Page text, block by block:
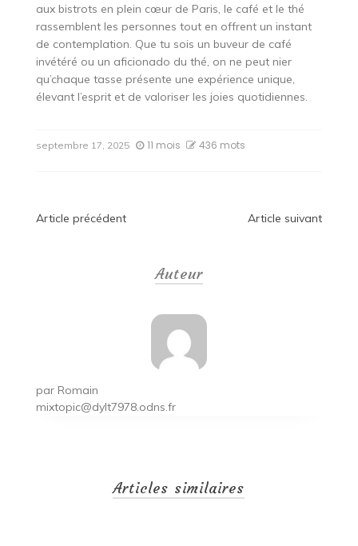
aux bistrots en plein cœur de Paris, le café et le thé
rassemblent les personnes tout en offrent un instant
de contemplation. Que tu sois un buveur de café
invétéré ou un aficionado du thé, on ne peut nier
qu’chaque tasse présente une expérience unique,
élevant l’esprit et de valoriser les joies quotidiennes.
septembre 17, 2025 11 mois 436 mots
Navigation
Article précédent Article suivant
Auteur
par Romain
mixtopic@dylt7978.odns.fr
Articles similaires